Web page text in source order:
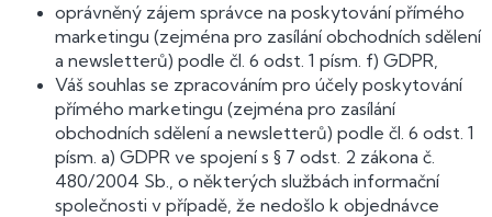
oprávněný zájem správce na poskytování přímého
marketingu (zejména pro zasílání obchodních sdělení
a newsletterů) podle čl. 6 odst. 1 písm. f) GDPR,
Váš souhlas se zpracováním pro účely poskytování
přímého marketingu (zejména pro zasílání
obchodních sdělení a newsletterů) podle čl. 6 odst. 1
písm. a) GDPR ve spojení s § 7 odst. 2 zákona č.
480/2004 Sb., o některých službách informační
společnosti v případě, že nedošlo k objednávce